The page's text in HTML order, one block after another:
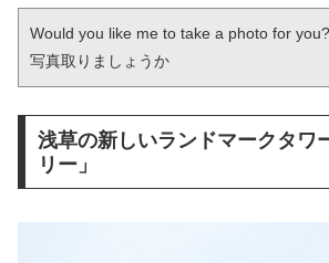
Would you like me to take a photo for you?
写真取りましょうか
浅草の新しいランドマークタワ
リー」